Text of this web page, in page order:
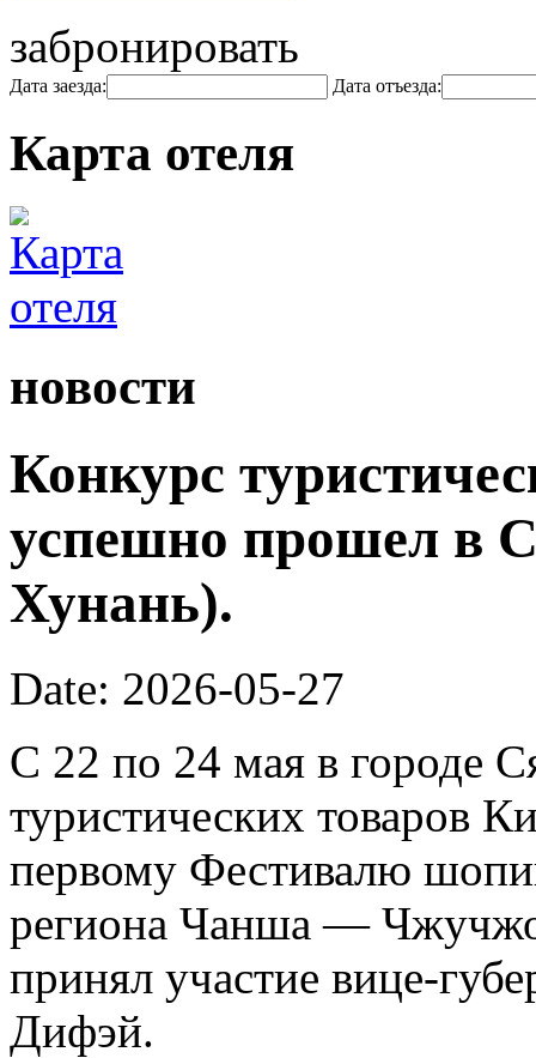
забронировать
Дата заезда: Дата отъезда:
Карта отеля
новости
Конкурс
успешно прошел в
Хунань).
Date: 2026-05-27
С 22 по 24 мая в городе
туристических товаров
первому Фестивалю
региона Чанша —
принял участие вице-
Дифэй.